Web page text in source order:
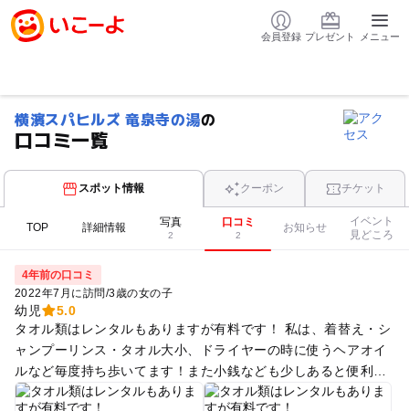
会員登録 プレゼント メニュー
横濱スパヒルズ 竜泉寺の湯の
口コミ一覧
スポット情報 クーポン チケット
TOP 詳細情報 写真
2
口コミ
2
お知らせ
イベント
見どころ
4年前の口コミ
2022年7月に訪問/3歳の女の子
幼児
5.0
タオル類はレンタルもありますが有料です！ 私は、着替え・シ
ャンプーリンス・タオル大小、ドライヤーの時に使うヘアオイ
ルなど毎度持ち歩いてます！また小銭なども少しあると便利か
も☺️クレカ決済も対応してますが、入口の入場券を買うのとか